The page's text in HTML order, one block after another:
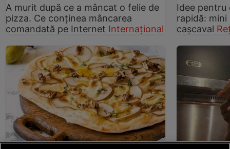
A murit după ce a mâncat o felie de
pizza. Ce conținea mâncarea
comandată pe Internet Internațional
Idee pentru
rapidă:
caşcaval